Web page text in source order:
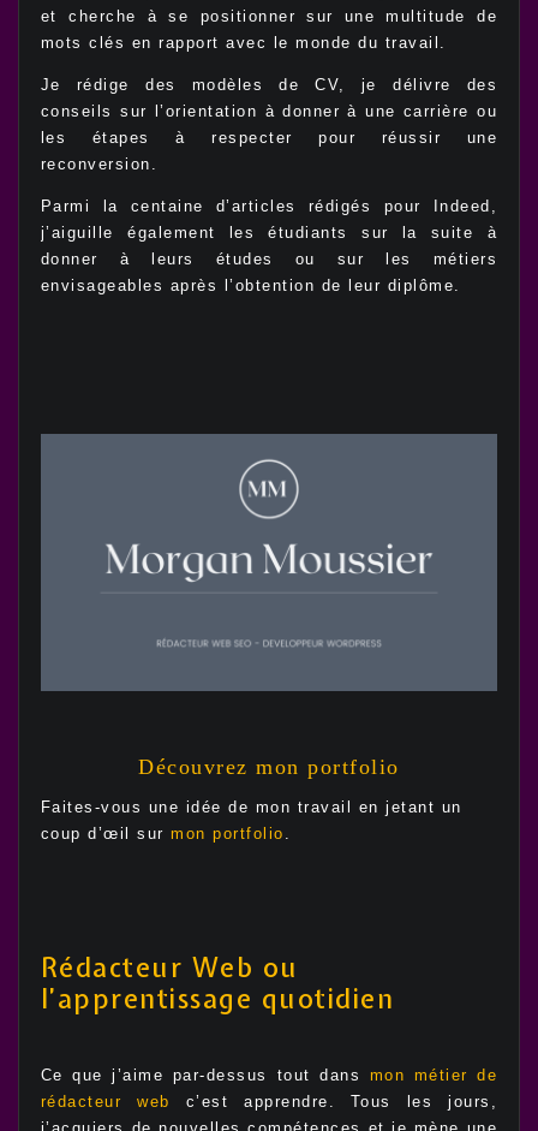
et cherche à se positionner sur une multitude de
mots clés en rapport avec le monde du travail.
Je rédige des modèles de CV, je délivre des
conseils sur l’orientation à donner à une carrière ou
les étapes à respecter pour réussir une
reconversion.
Parmi la centaine d’articles rédigés pour Indeed,
j’aiguille également les étudiants sur la suite à
donner à leurs études ou sur les métiers
envisageables après l’obtention de leur diplôme.
Découvrez mon portfolio
Faites-vous une idée de mon travail en jetant un
coup d’œil surmon portfolio
Rédacteur Web ou
l’apprentissage quotidien
Ce que j’aime par-dessus tout dans mon métier de
rédacteur web
c’est apprendre. Tous les jours,